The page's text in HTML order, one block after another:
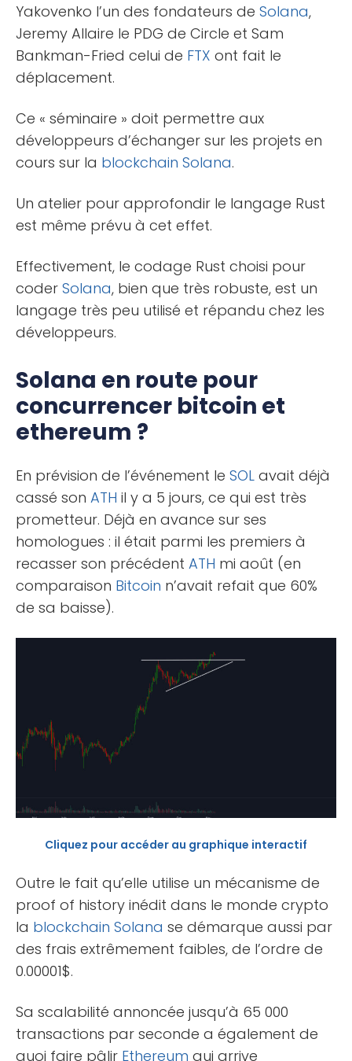
Yakovenko l’un des fondateurs de Solana,
Jeremy Allaire le PDG de Circle et Sam
Bankman-Fried celui de FTX ont fait le
déplacement.
Ce « séminaire » doit permettre aux
développeurs d’échanger sur les projets en
cours sur la blockchain Solana.
Un atelier pour approfondir le langage Rust
est même prévu à cet effet.
Effectivement, le codage Rust choisi pour
coder Solana, bien que très robuste, est un
langage très peu utilisé et répandu chez les
développeurs.
Solana en route pour
concurrencer bitcoin et
ethereum ?
En prévision de l’événement le SOL avait déjà
cassé son ATH il y a 5 jours, ce qui est très
prometteur. Déjà en avance sur ses
homologues : il était parmi les premiers à
recasser son précédent ATH mi août (en
comparaison Bitcoin n’avait refait que 60%
de sa baisse).
Cliquez pour accéder au graphique interactif
Outre le fait qu’elle utilise un mécanisme de
proof of history inédit dans le monde crypto
la blockchain Solana se démarque aussi par
des frais extrêmement faibles, de l’ordre de
0.00001$.
Sa scalabilité annoncée jusqu’à 65 000
transactions par seconde a également de
quoi faire pâlir Ethereum qui arrive